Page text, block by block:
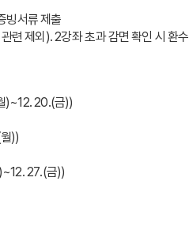
빙서류 제출
련 제외). 2강좌 초과 감면 확인 시 환
)~12. 20.(금))
))
27.(금))